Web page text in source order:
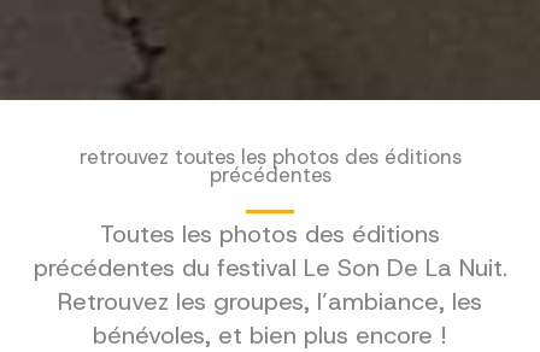
retrouvez toutes les photos des éditions
précédentes
Toutes les photos des éditions
précédentes du festival Le Son De La Nuit.
Retrouvez les groupes, l’ambiance, les
bénévoles, et bien plus encore !